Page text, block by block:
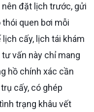
nên đặt lịch trước, gửi
quen bơi mỗi
lịch cấy, lịch tái khám
vấn này chỉ mang
hồ chính xác cần
cấy, có ghép
trạng khâu vết